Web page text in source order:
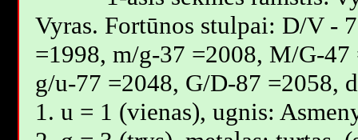
Vyras. Fortūnos stulpai: D/V -
=1998, m/g-37 =2008, M/G-
g/u-77 =2048, G/D-87 =2058,
1. u = 1 (vienas), ugnis: